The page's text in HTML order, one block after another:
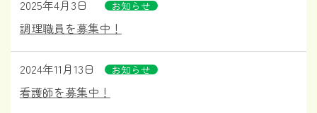
2025年4月3日 お知らせ
調理職員を募集中！
2024年11月13日 お知らせ
看護師を募集中！